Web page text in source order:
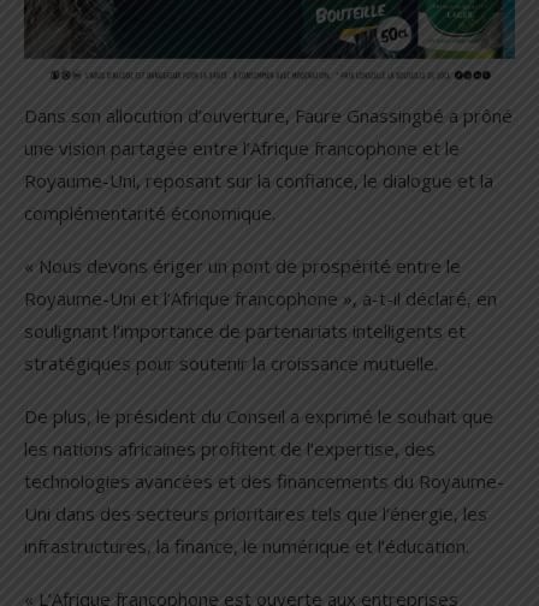
Dans son allocution d’ouverture, Faure Gnassingbé a prôné
une vision partagée entre l’Afrique francophone et le
Royaume-Uni, reposant sur la confiance, le dialogue et la
complémentarité économique.
« Nous devons ériger un pont de prospérité entre le
Royaume-Uni et l’Afrique francophone », a-t-il déclaré, en
soulignant l’importance de partenariats intelligents et
stratégiques pour soutenir la croissance mutuelle.
De plus, le président du Conseil a exprimé le souhait que
les nations africaines profitent de l’expertise, des
technologies avancées et des financements du Royaume-
Uni dans des secteurs prioritaires tels que l’énergie, les
infrastructures, la finance, le numérique et l’éducation.
« L’Afrique francophone est ouverte aux entreprises